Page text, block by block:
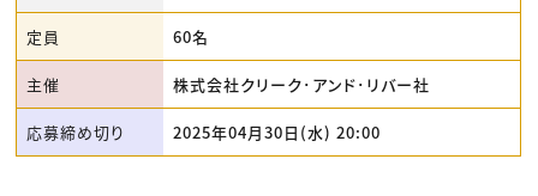
定員 60名
主催 株式会社クリーク･アンド･リバー社
応募締め切り 2025年04月30日(水) 20:00